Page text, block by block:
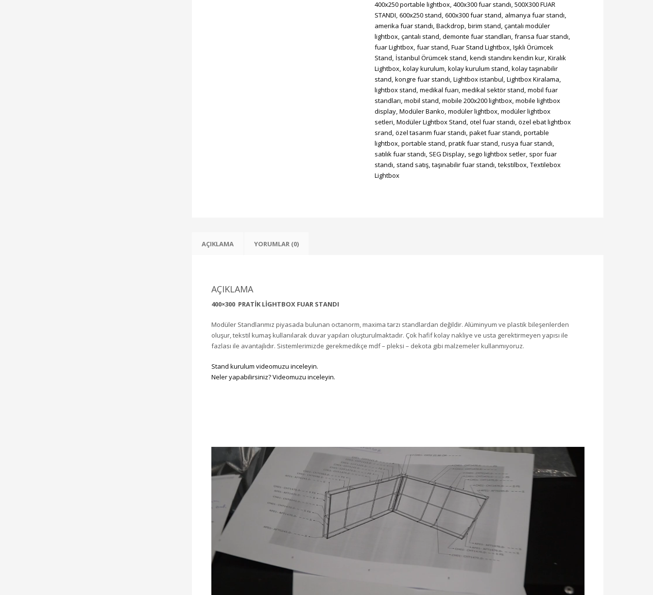
400x250 portable lightbox, 400x300 fuar standı, 500X300 FUAR
STANDI, 600x250 stand, 600x300 fuar stand, almanya fuar standı,
amerika fuar standı, Backdrop, birim stand, çantalı modüler
lightbox, çantalı stand, demonte fuar standları, fransa fuar standı,
fuar Lightbox, fuar stand, Fuar Stand Lightbox, Işıklı Örümcek
Stand, İstanbul Örümcek stand, kendi standını kendin kur, Kiralık
Lightbox, kolay kurulum, kolay kurulum stand, kolay taşınabilir
stand, kongre fuar standı, Lightbox istanbul, Lightbox Kiralama,
lightbox stand, medikal fuarı, medikal sektör stand, mobil fuar
standları, mobil stand, mobile 200x200 lightbox, mobile lightbox
display, Modüler Banko, modüler lightbox, modüler lightbox
setleri, Modüler Lightbox Stand, otel fuar standı, özel ebat lightbox
srand, özel tasarım fuar standı, paket fuar standı, portable
lightbox, portable stand, pratik fuar stand, rusya fuar standı,
satılık fuar standı, SEG Display, sego lightbox setler, spor fuar
standı, stand satış, taşınabilir fuar standı, tekstilbox, Textilebox
Lightbox
AÇIKLAMA YORUMLAR (0)
AÇIKLAMA
400×300 PRATİK LİGHTBOX FUAR STANDI
Modüler Standlarımız piyasada bulunan octanorm, maxima tarzı standlardan değildir. Alüminyum ve plastik bileşenlerden
oluşur, tekstil kumaş kullanılarak duvar yapıları oluşturulmaktadır. Çok hafif kolay nakliye ve usta gerektirmeyen yapısı ile
fazlası ile avantajlıdır. Sistemlerimizde gerekmedikçe mdf – pleksi – dekota gibi malzemeler kullanmıyoruz.
Stand kurulum videomuzu inceleyin.
Neler yapabilirsiniz? Videomuzu inceleyin.